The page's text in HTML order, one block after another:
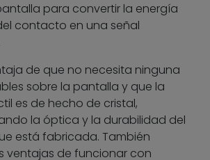
para convertir la energía
contacto en una señal
de que no necesita ninguna
sobre la pantalla y que la
es de hecho de cristal,
la óptica y la durabilidad del
está fabricada. También
ventajas de funcionar con